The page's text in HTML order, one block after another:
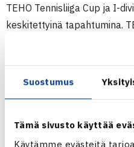
Suostumus
Tämä sivusto käyttää
Käytämme evästeitä
TEHO Tennisliiga Cup ja I-
keskitettyinä tapahtumina.
3.-5.7. Tampereella.
miehet Tampereella (lohko
B) ja naiset Hyvinkäällä.
kesän sarjakauden aikana.
otteluajat keskenään;